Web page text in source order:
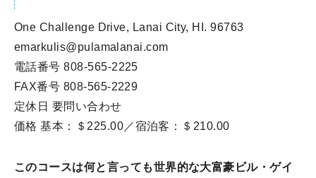
One Challenge Drive, Lanai City, HI. 96763
emarkulis@pulamalanai.com
電話番号 808-565-2225
FAX番号 808-565-2229
定休日 要問い合わせ
価格 基本：＄225.00／宿泊客：＄210.00
このコースは何と言っても世界的な大富豪ビル・ゲイ